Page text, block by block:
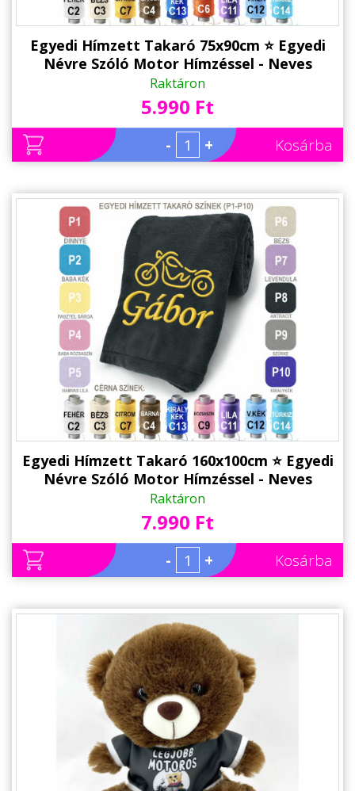
Egyedi Hímzett Takaró 75x90cm ⭐ Egyedi
Névre Szóló Motor Hímzéssel - Neves
Takaró, Pléd
Raktáron
5.990 Ft
- + Kosárba
Egyedi Hímzett Takaró 160x100cm ⭐ Egyedi
Névre Szóló Motor Hímzéssel - Neves
Takaró, Pléd
Raktáron
7.990 Ft
- + Kosárba